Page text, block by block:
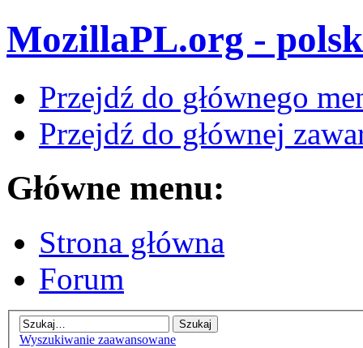
MozillaPL.org -
Przejdź do głównego
Przejdź do głównej
Główne menu:
Strona główna
Forum
Wyszukiwanie zaawansowane